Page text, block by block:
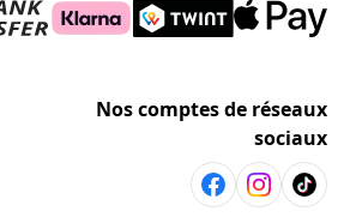
Nos comptes de réseaux
sociaux